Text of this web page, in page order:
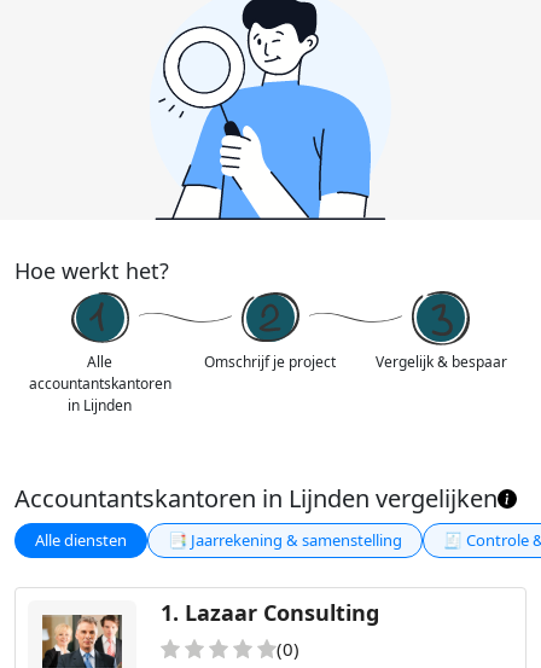
Hoe werkt het?
Alle
accountantskantoren
in Lijnden
Omschrijf je project Vergelijk & bespaar
Accountantskantoren in Lijnden vergelijken
Alle diensten 📑 Jaarrekening & samenstelling 🧾 Controle
1. Lazaar Consulting
(0)